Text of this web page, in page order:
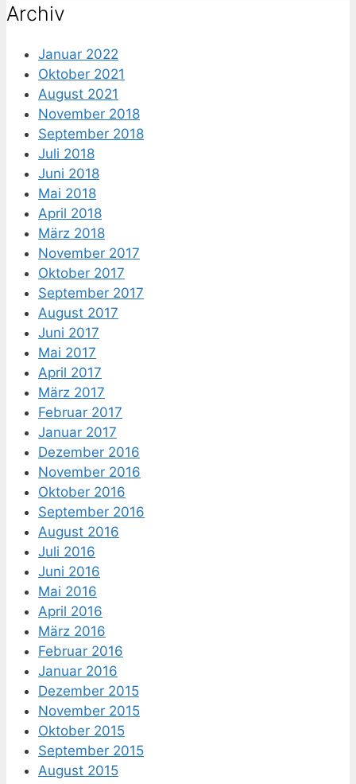
Archiv
Januar 2022
Oktober 2021
August 2021
November 2018
September 2018
Juli 2018
Juni 2018
Mai 2018
April 2018
März 2018
November 2017
Oktober 2017
September 2017
August 2017
Juni 2017
Mai 2017
April 2017
März 2017
Februar 2017
Januar 2017
Dezember 2016
November 2016
Oktober 2016
September 2016
August 2016
Juli 2016
Juni 2016
Mai 2016
April 2016
März 2016
Februar 2016
Januar 2016
Dezember 2015
November 2015
Oktober 2015
September 2015
August 2015